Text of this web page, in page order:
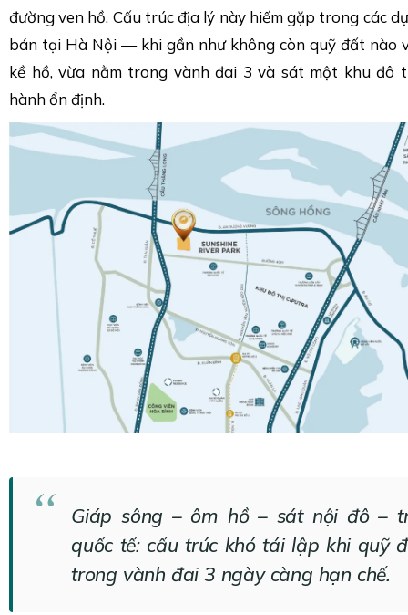
đường ven hồ. Cấu trúc địa lý này hiếm gặp trong các
bán tại Hà Nội — khi gần như không còn quỹ đất nào
kề hồ, vừa nằm trong vành đai 3 và sát một khu đô
hành ổn định.
Giáp sông – ôm hồ – sát nội đô –
quốc tế: cấu trúc khó tái lập khi quỹ
trong vành đai 3 ngày càng hạn chế.